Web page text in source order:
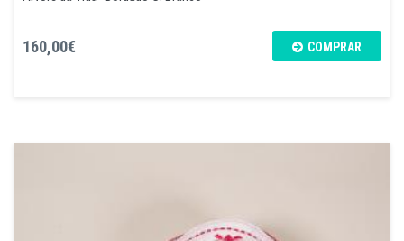
160,00€ COMPRAR